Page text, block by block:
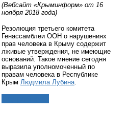
(Вебсайт «Крыминформ» от 16
ноября 2018 года)
Резолюция третьего комитета
Генассамблеи ООН о нарушениях
прав человека в Крыму содержит
лживые утверждения, не имеющие
оснований. Такое мнение сегодня
выразила уполномоченный по
правам человека в Республике
Крым Людмила Лубина